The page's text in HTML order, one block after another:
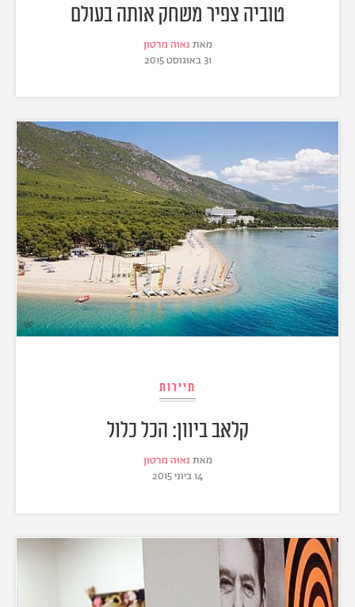
טוביה צפיר משחק אותה בעולם
מאת נאוה מרטון
31 באוגוסט 2015
תיירות
קלאב ביוון: הכל כלול
מאת נאוה מרטון
14 ביוני 2015